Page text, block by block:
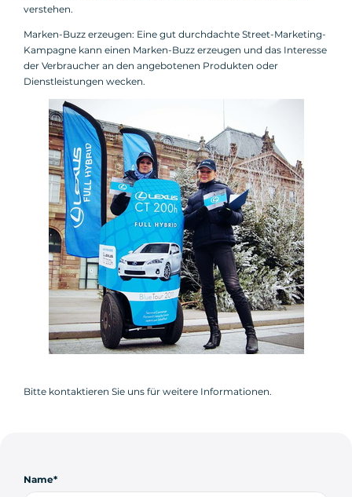
verstehen.
Marken-Buzz erzeugen: Eine gut durchdachte Street-Marketing-
Kampagne kann einen Marken-Buzz erzeugen und das Interesse
der Verbraucher an den angebotenen Produkten oder
Dienstleistungen wecken.
Bitte kontaktieren Sie uns für weitere Informationen.
Name